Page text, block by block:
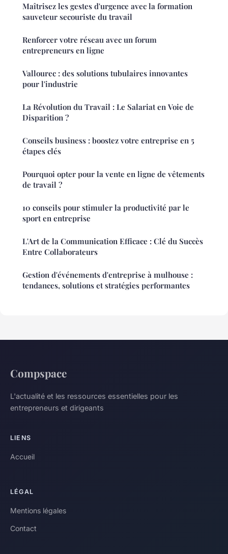
Maîtrisez les gestes d'urgence avec la formation
sauveteur secouriste du travail
Renforcer votre réseau avec un forum
entrepreneurs en ligne
Vallourec : des solutions tubulaires innovantes
pour l'industrie
La Révolution du Travail : Le Salariat en Voie de
Disparition ?
Conseils business : boostez votre entreprise en 5
étapes clés
Pourquoi opter pour la vente en ligne de vêtements
de travail ?
10 conseils pour stimuler la productivité par le
sport en entreprise
L'Art de la Communication Efficace : Clé du Succès
Entre Collaborateurs
Gestion d'événements d'entreprise à mulhouse :
tendances, solutions et stratégies performantes
Compspace
L'actualité et les ressources essentielles pour les
entrepreneurs et dirigeants
LIENS
Accueil
LÉGAL
Mentions légales
Contact